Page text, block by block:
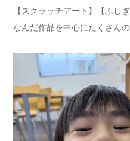
【スクラッチアート】【ふし
なんだ作品を中心にたくさん